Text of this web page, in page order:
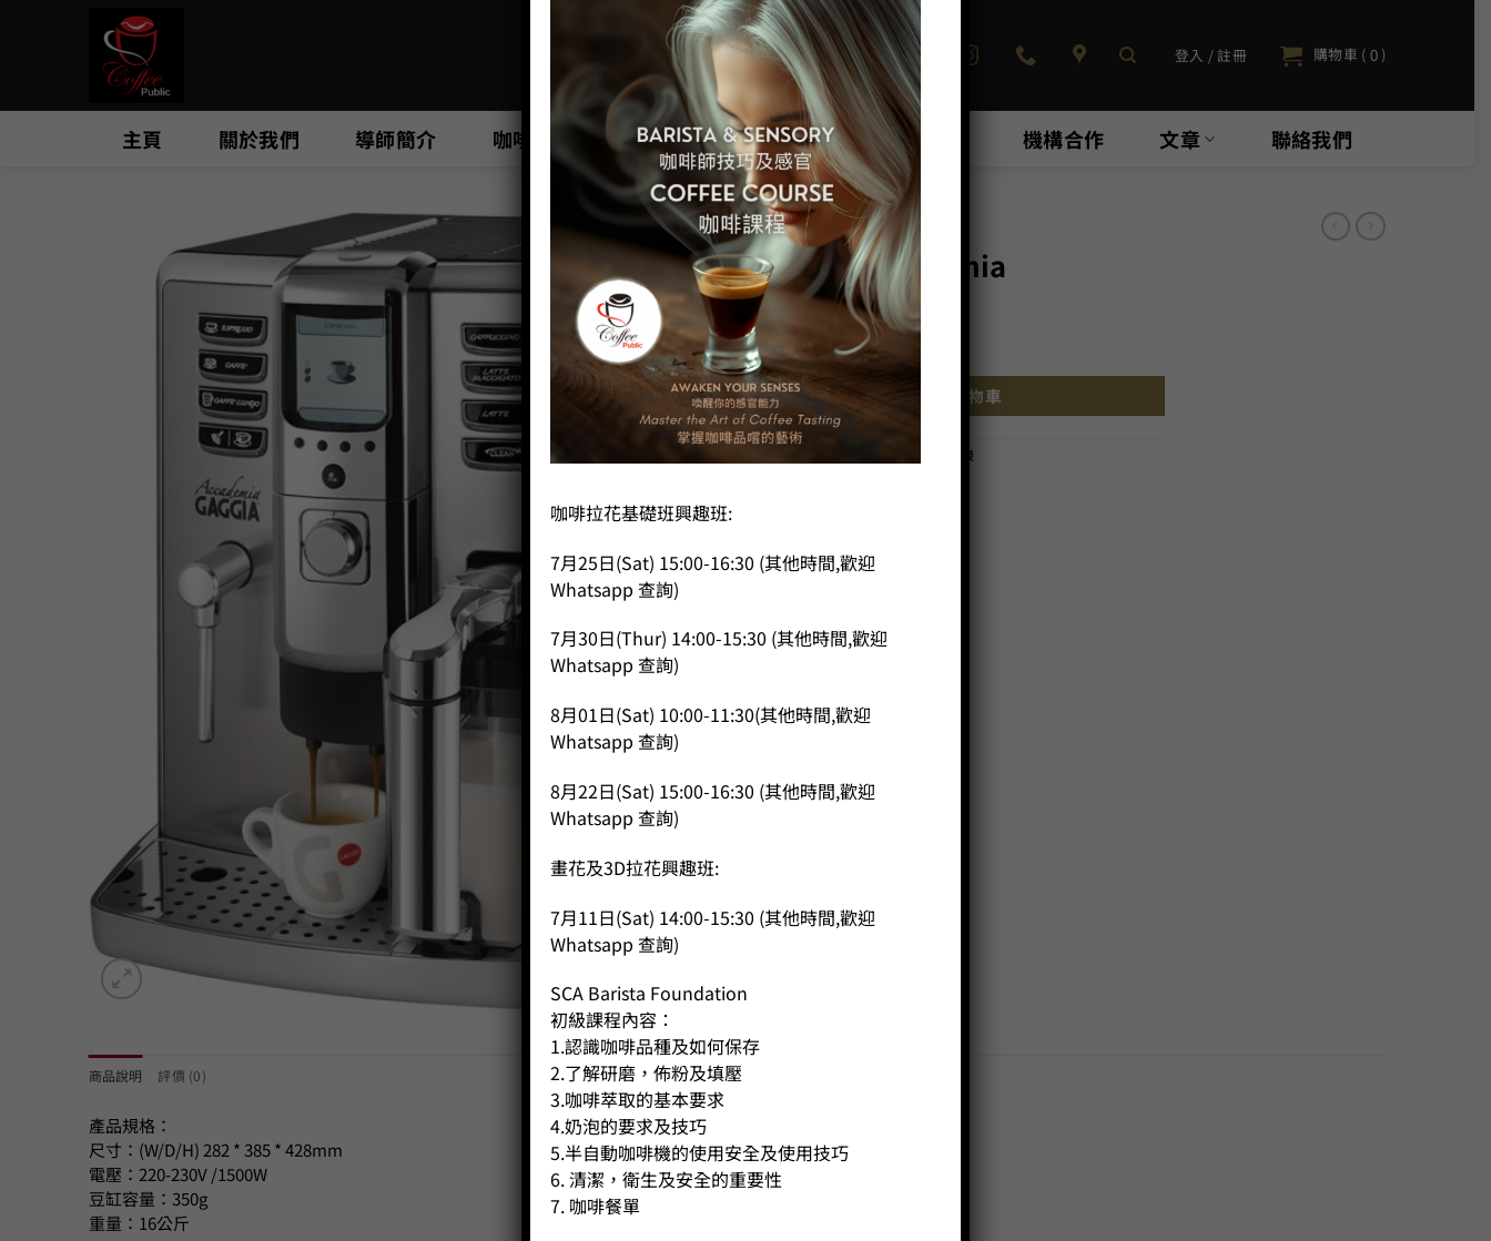
登入 / 註冊 購物車 ( 0 )
主頁 關於我們 導師簡介 咖啡班/工作坊 商店 優惠最新產品推介 機構合作 文章 聯絡我們
首頁 / 咖啡器具品牌 / GAGGIA
Gaggia Accademia
HK$ 23,880.00
Gaggia Accademia 數量
加入購物車
咖啡機
商品說明 評價 (0)
產品規格：
尺寸：(W/D/H) 282 * 385 * 428mm
電壓：220-230V /1500W
豆缸容量：350g
重量：16公斤
咖啡拉花基礎班興趣班:
7月25日(Sat) 15:00-16:30 (其他時間,歡迎
Whatsapp 查詢)
7月30日(Thur) 14:00-15:30 (其他時間,歡迎
Whatsapp 查詢)
8月01日(Sat) 10:00-11:30(其他時間,歡迎
Whatsapp 查詢)
8月22日(Sat) 15:00-16:30 (其他時間,歡迎
Whatsapp 查詢)
畫花及3D拉花興趣班:
7月11日(Sat) 14:00-15:30 (其他時間,歡迎
Whatsapp 查詢)
SCA Barista Foundation
初級課程內容：
1.認識咖啡品種及如何保存
2.了解研磨，佈粉及填壓
3.咖啡萃取的基本要求
4.奶泡的要求及技巧
5.半自動咖啡機的使用安全及使用技巧
6. 清潔，衛生及安全的重要性
7. 咖啡餐單